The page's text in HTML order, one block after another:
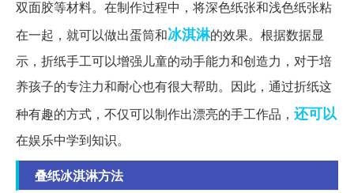
双面胶等材料。在制作过程中，将深色纸张和浅色纸张粘
在一起，就可以做出蛋筒和冰淇淋的效果。根据数据显
示，折纸手工可以增强儿童的动手能力和创造力，对于培
养孩子的专注力和耐心也有很大帮助。因此，通过折纸这
种有趣的方式，不仅可以制作出漂亮的手工作品， 还可以
在娱乐中学到知识。
叠纸冰淇淋方法